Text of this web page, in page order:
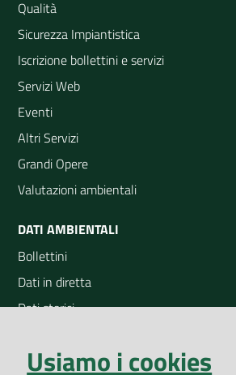
Qualità
Sicurezza Impiantistica
Iscrizione bollettini e servizi
Servizi Web
Eventi
Altri Servizi
Grandi Opere
Valutazioni ambientali
DATI AMBIENTALI
Bollettini
Dati in diretta
Dati storici
Open Data
Usiamo i cookies